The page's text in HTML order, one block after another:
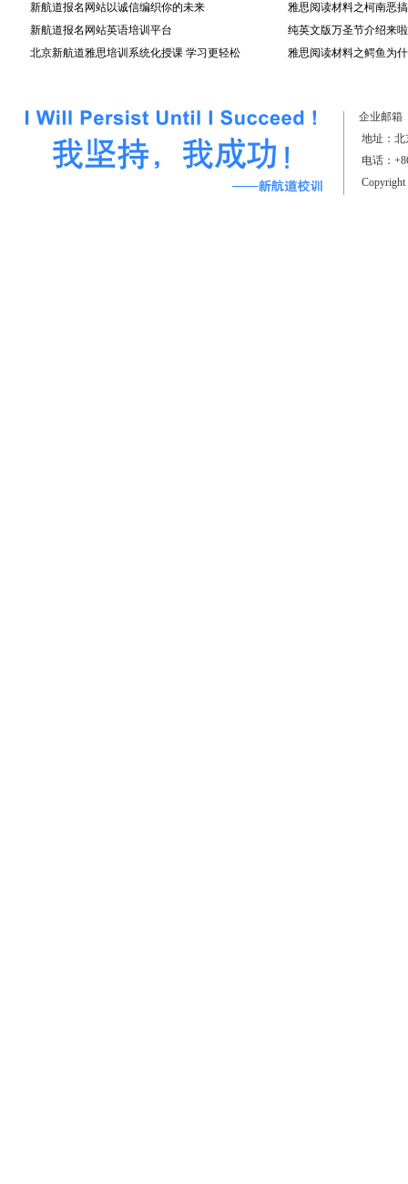
新航道报名网站以诚信编织你的未来
新航道报名网站英语培训平台
北京新航道雅思培训系统化授课 学习更轻松
雅思阅读材料之柯南恶
头台词很搞笑
纯英文版万圣节介绍来
雅思阅读材料之鳄鱼为
企业邮箱
地址：北
电话：